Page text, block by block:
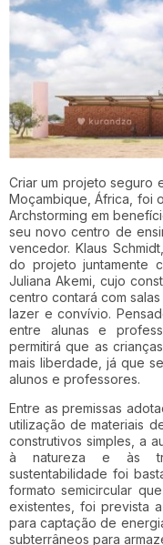
Criar um projeto seguro
Moçambique, África, foi
Archstorming em
seu novo centro de
vencedor. Klaus
do projeto juntamente
Juliana Akemi, cujo
centro contará com
lazer e convívio.
entre alunas e
permitirá que as
mais liberdade, já que
alunos e professores.
Entre as premissas
utilização de materiais
construtivos simples, a
à natureza e às
sustentabilidade foi
formato semicircular
existentes, foi prevista
para captação de
subterrâneos para